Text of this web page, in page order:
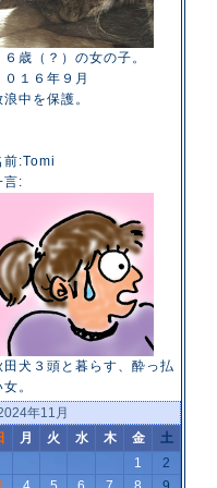
６歳（？）の女の子。
０１６年９月
浪中を保護。
前:Tomi
言:
田犬３頭と暮らす、酔っ払
。
年11月
月 火 水 木 金
土
1
2